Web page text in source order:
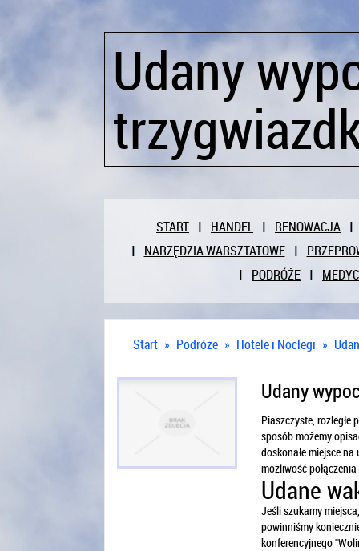
Udany
START HANDEL
RENOWACJA
NARZĘDZIA WARSZTATOWE
PODRÓŻE
Start » Podróże » Hotele i Noclegi »
Udany
Piaszczyste, rozległe
sposób możemy
doskonałe miejsce
możliwość
Udane
Jeśli szukamy
powinniśmy
konferencyjnego